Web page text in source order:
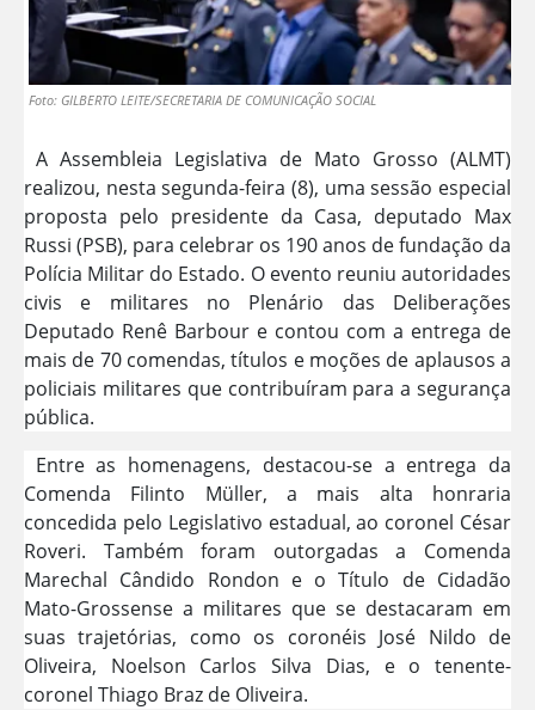
Foto: GILBERTO LEITE/SECRETARIA DE COMUNICAÇÃO SOCIAL
A Assembleia Legislativa de Mato Grosso (ALMT)
realizou, nesta segunda-feira (8), uma sessão especial
proposta pelo presidente da Casa, deputado Max
Russi (PSB), para celebrar os 190 anos de fundação da
Polícia Militar do Estado. O evento reuniu autoridades
civis e militares no Plenário das Deliberações
Deputado Renê Barbour e contou com a entrega de
mais de 70 comendas, títulos e moções de aplausos a
policiais militares que contribuíram para a segurança
pública.
Entre as homenagens, destacou-se a entrega da
Comenda Filinto Müller, a mais alta honraria
concedida pelo Legislativo estadual, ao coronel César
Roveri. Também foram outorgadas a Comenda
Marechal Cândido Rondon e o Título de Cidadão
Mato-Grossense a militares que se destacaram em
suas trajetórias, como os coronéis José Nildo de
Oliveira, Noelson Carlos Silva Dias, e o tenente-
coronel Thiago Braz de Oliveira.